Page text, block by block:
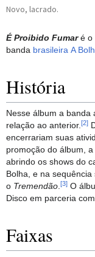
Novo, lacrado.
É Proibido Fumaré o
banda brasileira A
História
Nesse álbum a banda
relação ao anterior. [2]
encerrariam suas
promoção do álbum,
abrindo os shows do
Bolha, e na
o Tremendão [3] O
Disco em parceria
Faixas